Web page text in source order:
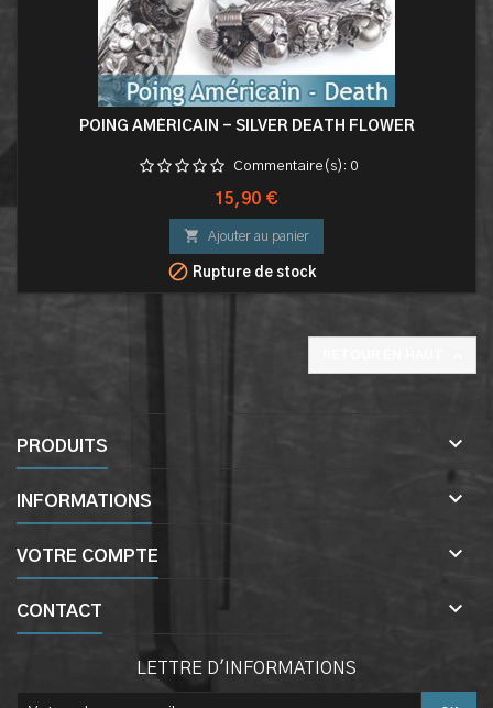
POING AMÉRICAIN - SILVER DEATH FLOWER
Commentaire(s): 0
Prix
15,90 €
 Ajouter au panier
 Rupture de stock
PRODUITS 
INFORMATIONS 
VOTRE COMPTE 
CONTACT 
LETTRE D'INFORMATIONS